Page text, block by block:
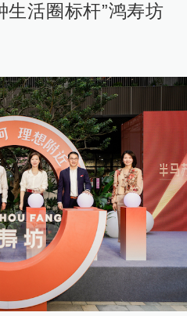
活圈标杆”鸿寿坊